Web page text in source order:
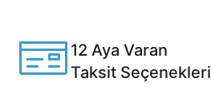
12 Aya Varan
Taksit Seçenekleri